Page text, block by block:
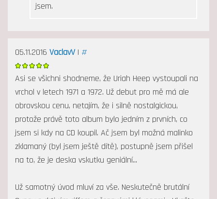
jsem.
05.11.2016 VaclavV| #
Asi se všichni shodneme, že Uriah Heep vystoupali na
vrchol v letech 1971 a 1972. Už debut pro mě má ale
obrovskou cenu, netajím, že i silně nostalgickou,
protože právě toto album bylo jedním z prvních, co
jsem si kdy na CD koupil. Ač jsem byl možná malinko
zklamaný (byl jsem ještě dítě), postupně jsem přišel
na to, že je deska vskutku geniální...
Už samotný úvod mluví za vše. Neskutečně brutální